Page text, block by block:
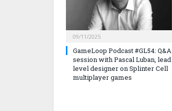
09/11/2025
GameLoop Podcast #GL54: Q&A
session with Pascal Luban, lead
level designer on Splinter Cell
multiplayer games